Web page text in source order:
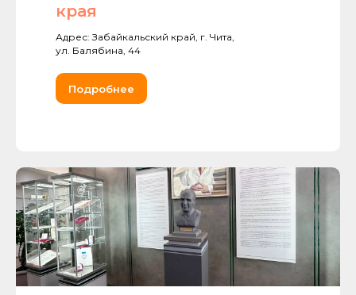
края
Адрес: Забайкальский край, г. Чита,
ул. Балябина, 44
Подробнее